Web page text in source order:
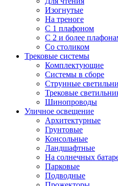
Изогнутые
На треноге
С 1 плафоном
С 2 и более
Со столиком
Трековые системы
Комплектующие
Системы в сборе
Струнные
Трековые
Шинопроводы
Уличное освещение
Архитектурные
Грунтовые
Консольные
Ландшафтные
На солнечных
Парковые
Подводные